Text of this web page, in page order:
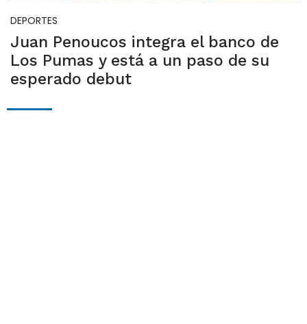
DEPORTES
Juan Penoucos integra el banco de
Los Pumas y está a un paso de su
esperado debut